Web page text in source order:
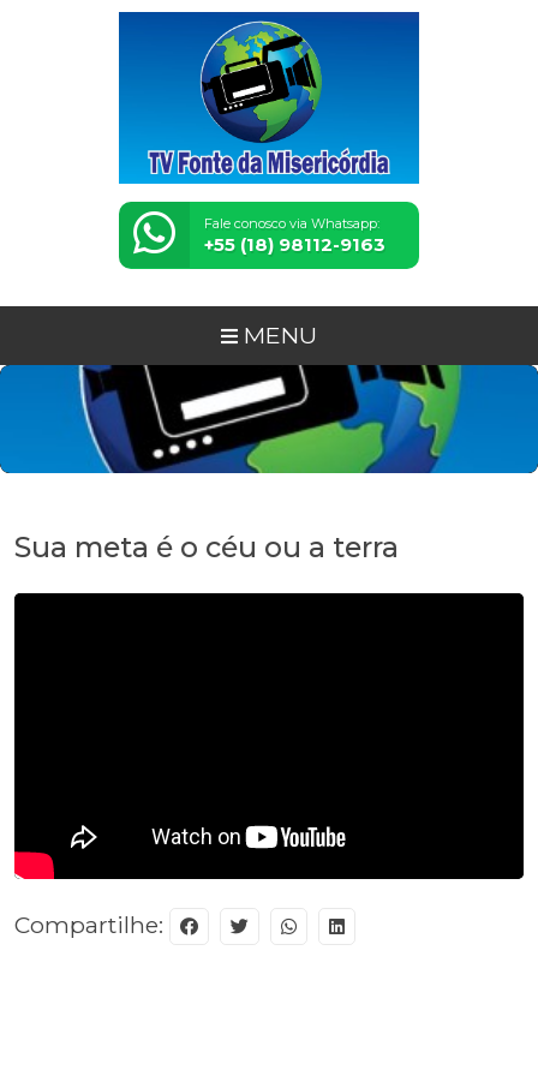
Fale conosco via Whatsapp:
+55 (18) 98112-9163
MENU
Sua meta é o céu ou a terra
Compartilhe: